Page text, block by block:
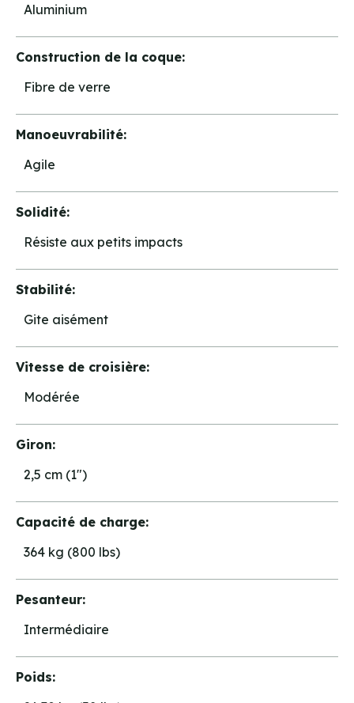
Aluminium
Construction de la coque:
Fibre de verre
Manoeuvrabilité:
Agile
Solidité:
Résiste aux petits impacts
Stabilité:
Gite aisément
Vitesse de croisière:
Modérée
Giron:
2,5 cm (1")
Capacité de charge:
364 kg (800 lbs)
Pesanteur:
Intermédiaire
Poids: